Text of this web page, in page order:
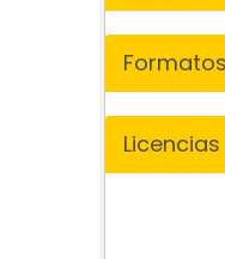
Formatos
Licencias